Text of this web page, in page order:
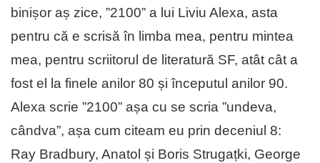
binișor aș zice, ”2100” a lui Liviu Alexa, asta
pentru că e scrisă în limba mea, pentru mintea
mea, pentru scriitorul de literatură SF, atât cât a
fost el la finele anilor 80 și începutul anilor 90.
Alexa scrie ”2100” așa cu se scria ”undeva,
cândva”, așa cum citeam eu prin deceniul 8:
Ray Bradbury, Anatol și Boris Strugațki, George